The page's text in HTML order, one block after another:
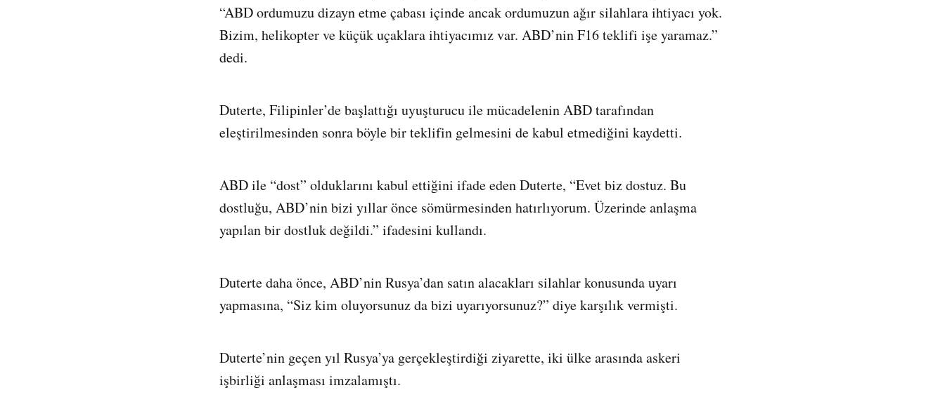
“ABD ordumuzu dizayn etme çabası içinde ancak ordumuzun ağır silahlara ihtiyacı yok.
Bizim, helikopter ve küçük uçaklara ihtiyacımız var. ABD’nin F16 teklifi işe yaramaz.”
dedi.
Duterte, Filipinler’de başlattığı uyuşturucu ile mücadelenin ABD tarafından
eleştirilmesinden sonra böyle bir teklifin gelmesini de kabul etmediğini kaydetti.
ABD ile “dost” olduklarını kabul ettiğini ifade eden Duterte, “Evet biz dostuz. Bu
dostluğu, ABD’nin bizi yıllar önce sömürmesinden hatırlıyorum. Üzerinde anlaşma
yapılan bir dostluk değildi.” ifadesini kullandı.
Duterte daha önce, ABD’nin Rusya’dan satın alacakları silahlar konusunda uyarı
yapmasına, “Siz kim oluyorsunuz da bizi uyarıyorsunuz?” diye karşılık vermişti.
Duterte’nin geçen yıl Rusya’ya gerçekleştirdiği ziyarette, iki ülke arasında askeri
işbirliği anlaşması imzalamıştı.